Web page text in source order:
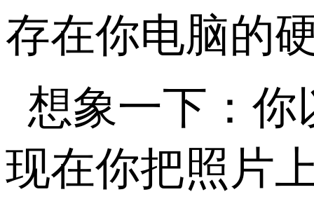
存在你电脑的
想象一下：你
现在你把照片